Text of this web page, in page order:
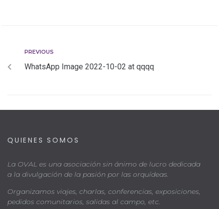
PREVIOUS
WhatsApp Image 2022-10-02 at qqqq
QUIENES SOMOS
La OVAL es una asociación sin ánimo de lucro dedicada
a la divulgación de la pasión por las orquídeas.
Organizamos viajes, charlas, conferencias, exposiciones,
pedidos comunitarios, salidas al campo, etc.